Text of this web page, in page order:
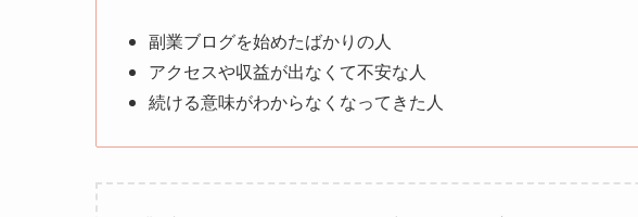
副業ブログを始めたばかりの人
アクセスや収益が出なくて不安な人
続ける意味がわからなくなってきた人